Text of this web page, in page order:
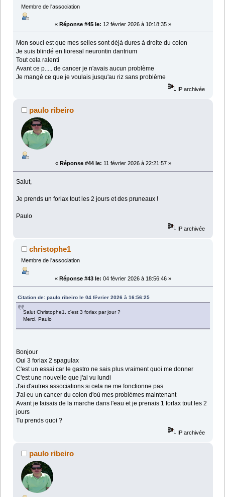
Membre de l'association
« Réponse #45 le: 12 février 2026 à 10:18:35 »
Mon souci est que mes selles sont déjà dures à droite du colon
Je suis blindé en lioresal neurontin dantrium
Tout cela ralenti
Avant ce p..... de cancer je n'avais aucun problème
Je mangé ce que je voulais jusqu'au riz sans problème
IP archivée
paulo ribeiro
« Réponse #44 le: 11 février 2026 à 22:21:57 »
Salut,
Je prends un forlax tout les 2 jours et des pruneaux !
Paulo
IP archivée
christophe1
Membre de l'association
« Réponse #43 le: 04 février 2026 à 18:56:46 »
Citation de: paulo ribeiro le 04 février 2026 à 16:56:25
Salut Christophe1, c'est 3 forlax par jour ?
Merci. Paulo
Bonjour
Oui 3 forlax 2 spagulax
C'est un essai car le gastro ne sais plus vraiment quoi me donner
C'est une nouvelle que j'ai vu lundi
J'ai d'autres associations si cela ne me fonctionne pas
J'ai eu un cancer du colon d'où mes problèmes maintenant
Avant je faisais de la marche dans l'eau et je prenais 1 forlax tout les 2
jours
Tu prends quoi ?
IP archivée
paulo ribeiro